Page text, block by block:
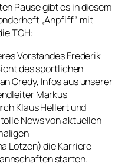
Pause gibt es in diesem
„Anpfiff“ mit
TGH:
Vorstandes Frederik
des sportlichen
Gredy, Infos aus unserer
Markus
Klaus Hellert und
News von aktuellen
Lotzen) die Karriere
starten.